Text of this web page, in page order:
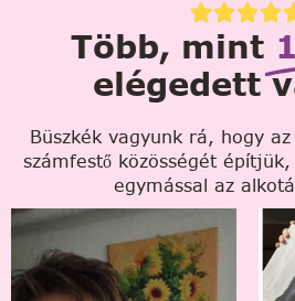
Több, mint
elégedett
Büszkék vagyunk rá, hogy
számfestő közösségét
egymással az